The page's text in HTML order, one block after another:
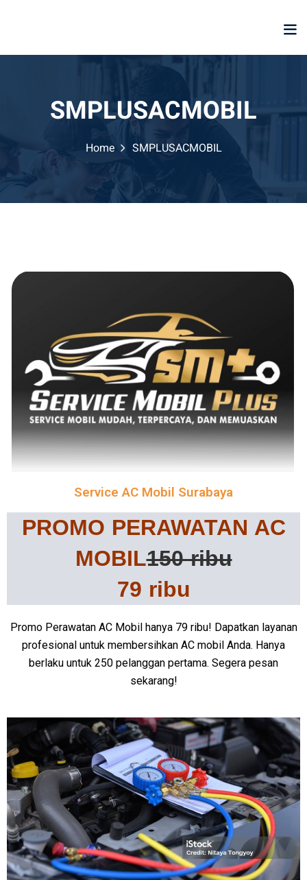
SMPLUSACMOBIL
Home SMPLUSACMOBIL
Service AC Mobil Surabaya
PROMO PERAWATAN AC
MOBIL150 ribu
79 ribu
Promo Perawatan AC Mobil hanya 79 ribu! Dapatkan layanan
profesional untuk membersihkan AC mobil Anda. Hanya
berlaku untuk 250 pelanggan pertama. Segera pesan
sekarang!